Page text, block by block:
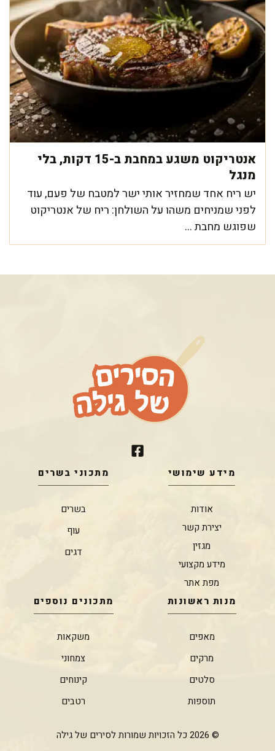
אנטריקוט משגע במחבת ב-15 דקות, בלי
מנגל
יש ריח אחד שמחזיר אותי ישר למטבח של פעם, עוד
לפני שמניחים משהו על השולחן: ריח של אנטריקוט
שפוגש מחבת ...
מידע שימושי
אודות
יצירת קשר
מגזין
מידע מקצועי
מפת אתר
מתכוני בשרים
בשרים
עוף
דגים
מנות ראשונות
מאפים
מרקים
סלטים
תוספות
מתכונים נוספים
משקאות
צמחוני
קינוחים
רטבים
© 2026 כל הזכויות שמורות לסירים של גילה